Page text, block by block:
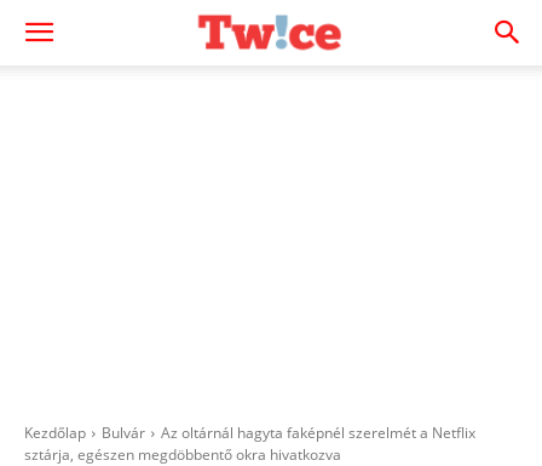
Kezdőlap Bulvár
Az oltárnál hagyta faképnél szerelmét a Netflix
sztárja, egészen megdöbbentő okra hivatkozva